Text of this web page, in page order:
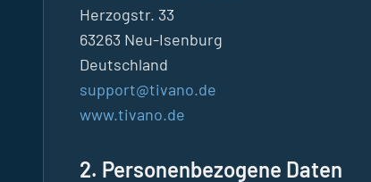
Herzogstr. 33
63263 Neu-Isenburg
Deutschland
support@tivano.de
www.tivano.de
2. Personenbezogene Daten